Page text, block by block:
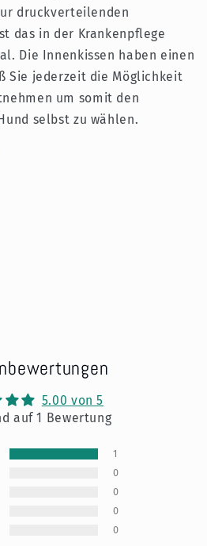
druckverteilenden
das in der Krankenpflege
Die Innenkissen haben einen
Sie jederzeit die Möglichkeit
um somit den
selbst zu wählen.
5.00 von 5
auf 1 Bewertung
1
0
0
0
0